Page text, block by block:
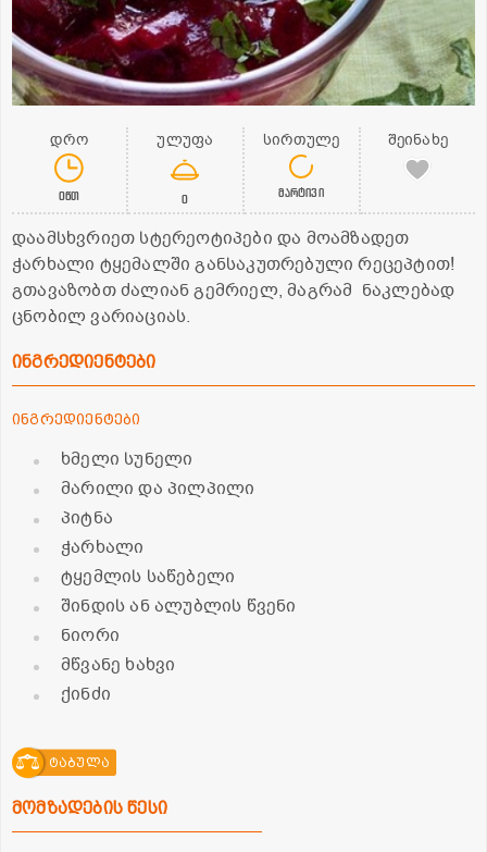
დრო
0წთ
ულუფა
0
სირთულე
მარტივი
შეინახე
დაამსხვრიეთ სტერეოტიპები და მოამზადეთ
ჭარხალი ტყემალში განსაკუთრებული რეცეპტით!
გთავაზობთ ძალიან გემრიელ, მაგრამ ნაკლებად
ცნობილ ვარიაციას.
ინგრედიენტები
ინგრედიენტები
ხმელი სუნელი
მარილი და პილპილი
პიტნა
ჭარხალი
ტყემლის საწებელი
შინდის ან ალუბლის წვენი
ნიორი
მწვანე ხახვი
ქინძი
ტაბულა
მომზადების წესი